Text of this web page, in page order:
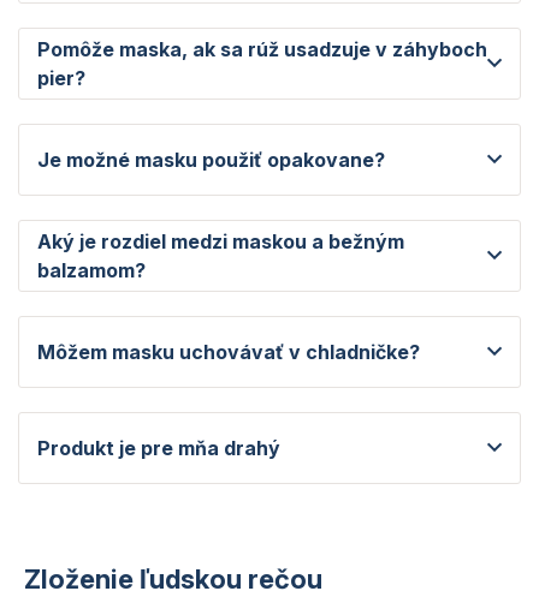
Pomôže maska, ak sa rúž usadzuje v záhyboch
pier?
Je možné masku použiť opakovane?
Aký je rozdiel medzi maskou a bežným
balzamom?
Môžem masku uchovávať v chladničke?
Produkt je pre mňa drahý
Zloženie ľudskou rečou